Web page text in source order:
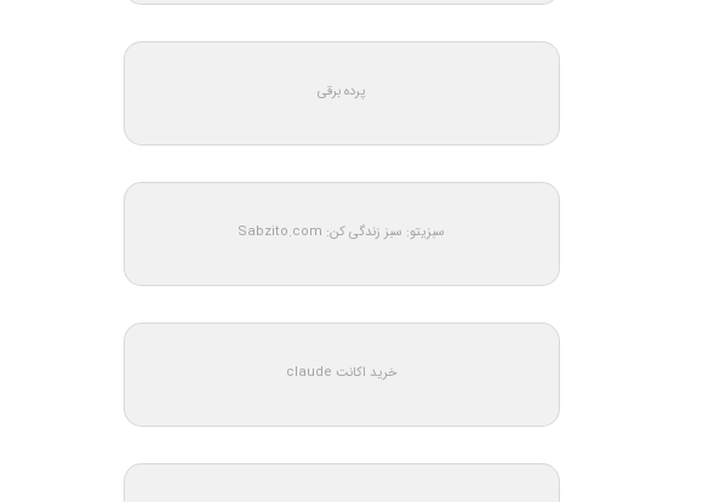
پرده برقی
سبزیتو: سبز زندگی کن: Sabzito.com
خرید اکانت claude